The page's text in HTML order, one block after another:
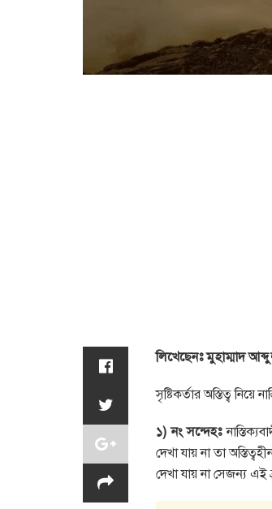
লিখেছেনঃ মুহাম্মাদ
সৃষ্টিকর্তার অস্তিত্ব
১) নং সন্দেহঃ
দেখা যায় না তা
দেখা যায় না সেজন্য এই